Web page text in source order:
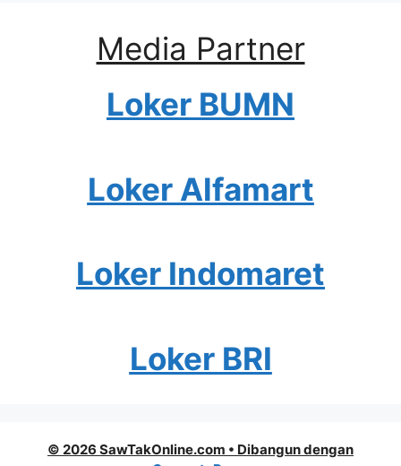
Media Partner
Loker BUMN
Loker Alfamart
Loker Indomaret
Loker BRI
© 2026 SawTakOnline.com • Dibangun dengan